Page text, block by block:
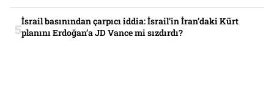
İsrail basınından çarpıcı iddia: İsrail’in İran’daki Kürt
planını Erdoğan’a JD Vance mi sızdırdı?